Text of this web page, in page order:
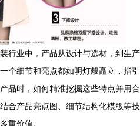
行业中，产品从设计与选材，到生产
个细节和亮点都如明灯般矗立，指引
品时，如何精准挖掘这些特点并用合
合产品亮点图、细节结构化模版等技
重价值。